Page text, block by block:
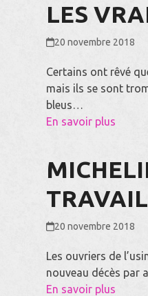
LES
20 novembre 2018
Certains ont rêvé
mais ils se sont
bleus…
En savoir plus
TRAVAIL
20 novembre 2018
Les ouvriers de
nouveau décès par
En savoir plus